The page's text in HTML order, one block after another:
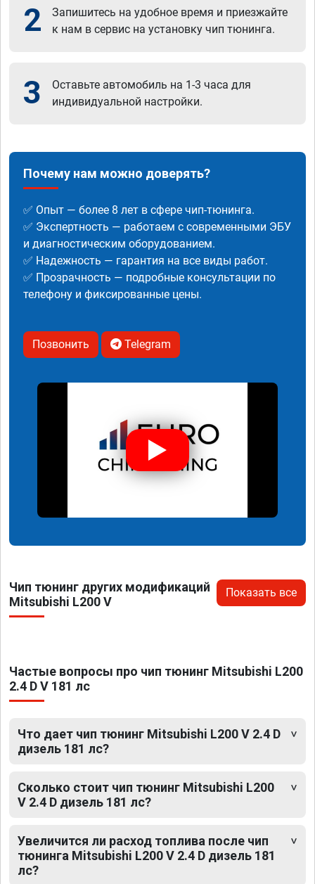
2
Запишитесь на удобное время и приезжайте
к нам в сервис на установку чип тюнинга.
3
Оставьте автомобиль на 1-3 часа для
индивидуальной настройки.
Почему нам можно доверять?
✅ Опыт — более 8 лет в сфере чип-тюнинга.
✅ Экспертность — работаем с современными ЭБУ
и диагностическим оборудованием.
✅ Надежность — гарантия на все виды работ.
✅ Прозрачность — подробные консультации по
телефону и фиксированные цены.
Позвонить Telegram
Чип тюнинг других модификаций
Mitsubishi L200 V
Показать все
Частые вопросы про чип тюнинг Mitsubishi L200
2.4 D V 181 лс
Что дает чип тюнинг Mitsubishi L200 V 2.4 D
дизель 181 лс?
Сколько стоит чип тюнинг Mitsubishi L200
V 2.4 D дизель 181 лс?
Увеличится ли расход топлива после чип
тюнинга Mitsubishi L200 V 2.4 D дизель 181
лс?